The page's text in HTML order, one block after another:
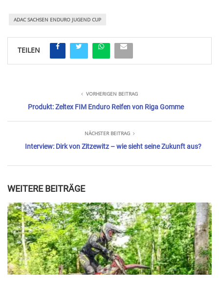
ADAC SACHSEN ENDURO JUGEND CUP
TEILEN
VORHERIGEN BEITRAG
Produkt: Zeltex FIM Enduro Reifen von Riga Gomme
NÄCHSTER BEITRAG
Interview: Dirk von Zitzewitz – wie sieht seine Zukunft aus?
WEITERE BEITRÄGE